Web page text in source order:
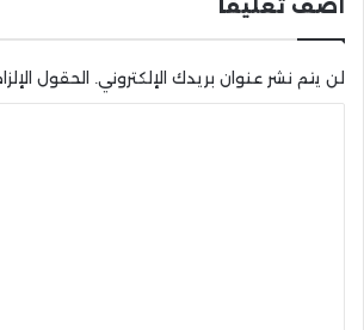
أضف تعليقاً
لن يتم نشر عنوان بريدك الإلكتروني. الحقول